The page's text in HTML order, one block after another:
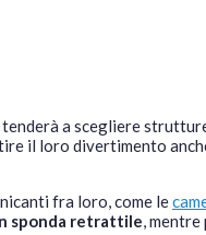
tenderà a scegliere
il loro divertimento
fra loro, come le
sponda retrattile,